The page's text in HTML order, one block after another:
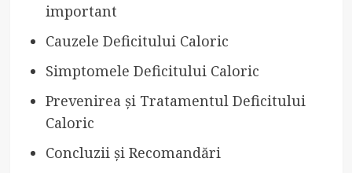
important
Cauzele Deficitului Caloric
Simptomele Deficitului Caloric
Prevenirea și Tratamentul Deficitului
Caloric
Concluzii și Recomandări